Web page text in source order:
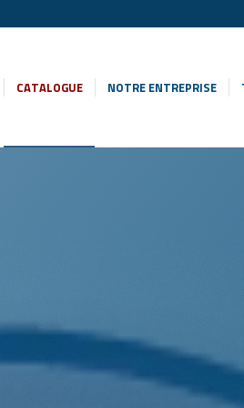
CATALOGUE NOTRE ENTREPRISE